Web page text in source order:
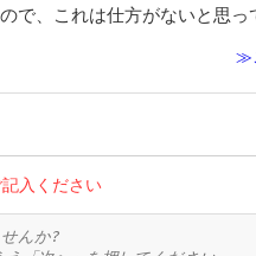
で、これは仕方がないと思っ
≫
入ください